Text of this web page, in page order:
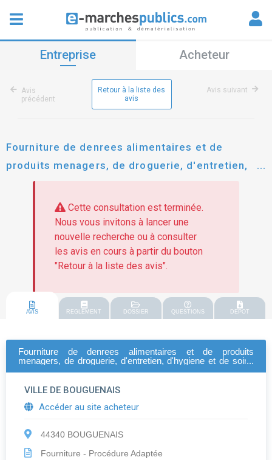
Entreprise Acheteur
Avis
précédent
Retour à la liste des
avis
Avis suivant
Fourniture de denrees alimentaires et de
produits menagers, de droguerie, d'entretien,
d'hygiene et de soins pour le cesam a
bouguenais - lot 04 " produits surgeles "
Cette consultation est terminée.
Nous vous invitons à lancer une
nouvelle recherche ou à consulter
les avis en cours à partir du bouton
"Retour à la liste des avis".
AVIS REGLEMENT DOSSIER QUESTIONS DEPOT
Fourniture de denrees alimentaires et de produits
menagers, de droguerie, d'entretien, d'hygiene et de soins
VILLE DE BOUGUENAIS
Accéder au site acheteur
44340 BOUGUENAIS
Fourniture - Procédure Adaptée